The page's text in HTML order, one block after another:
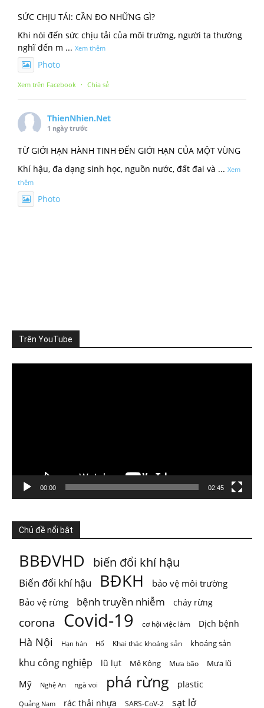
SỨC CHỊU TẢI: CẦN ĐO NHỮNG GÌ?
Khi nói đến sức chịu tải của môi trường, người ta thường
nghĩ đến m ... Xem thêm
Photo
Xem trên Facebook · Chia sẻ
ThienNhien.Net
1 ngày trước
TỪ GIỚI HẠN HÀNH TINH ĐẾN GIỚI HẠN CỦA MỘT VÙNG
Khí hậu, đa dạng sinh học, nguồn nước, đất đai và ... Xem
thêm
Photo
Photo
Xem trên Facebook · Chia sẻ
ThienNhien.Net
4 ngày trước
Chỉ một câu thơ của Quang Dũng cũng đủ để đưa Mai
Châu trở thành một
...Xem thêm
Photo
Xem trên Facebook · Chia sẻ
Trên YouTube
00:00 02:45
Chủ đề nổi bật
BBĐVHD biến đổi khí hậu
Biến đổi khí hậu BĐKH bảo vệ môi trường
Bảo vệ rừng bệnh truyền nhiễm cháy rừng
corona Covid-19 cơ hội việc làm Dịch bệnh
Hà Nội Hạn hán Hổ Khai thác khoáng sản khoáng sản
khu công nghiệp lũ lụt Mê Kông Mưa bão Mưa lũ
Mỹ Nghệ An ngà voi phá rừng plastic
Quảng Nam rác thải nhựa SARS-CoV-2 sạt lở